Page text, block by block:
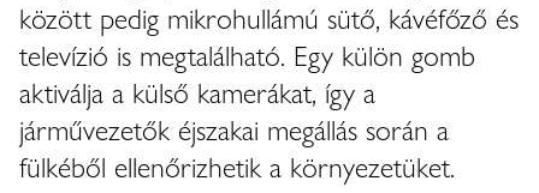
között pedig mikrohullámú sütő, kávéfőző és
televízió is megtalálható. Egy külön gomb
aktiválja a külső kamerákat, így a
járművezetők éjszakai megállás során a
fülkéből ellenőrizhetik a környezetüket.